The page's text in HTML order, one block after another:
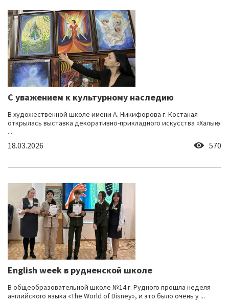
С уважением к культурному наследию
В художественной школе имени А. Никифорова г. Костаная
открылась выставка декоративно-прикладного искусства «Халық ө
...
18.03.2026 570
English week в рудненской школе
В общеобразовательной школе №14 г. Рудного прошла неделя
английского языка «The World of Disney», и это было очень у ...